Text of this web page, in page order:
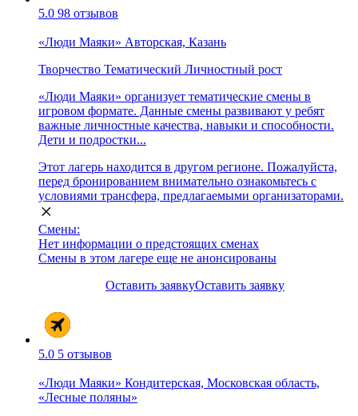
5.0 98 отзывов
«Люди Маяки» Авторская, Казань
Творчество Тематический Личностный рост
«Люди Маяки» организует тематические смены в
игровом формате. Данные смены развивают у ребят
важные личностные качества, навыки и способности.
Дети и подростки...
Этот лагерь находится в другом регионе. Пожалуйста,
перед бронированием внимательно ознакомьтесь с
условиями трансфера, предлагаемыми организаторами.
Смены:
Нет информации о предстоящих сменах
Смены в этом лагере еще не анонсированы
Оставить заявкуОставить заявку
5.0 5 отзывов
«Люди Маяки» Кондитерская, Московская область,
«Лесные поляны»